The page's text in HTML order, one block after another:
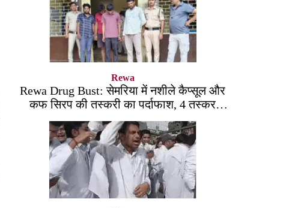
Rewa
Rewa Drug Bust: सेमरिया में नशीले कैप्सूल और
कफ सिरप की तस्करी का पर्दाफाश, 4 तस्कर
सलाखों के पीछे